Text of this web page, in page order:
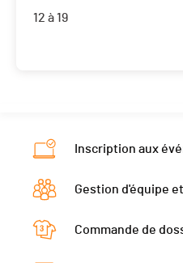
12 à 19
Inscription aux
Gestion d'équipe et
Commande de